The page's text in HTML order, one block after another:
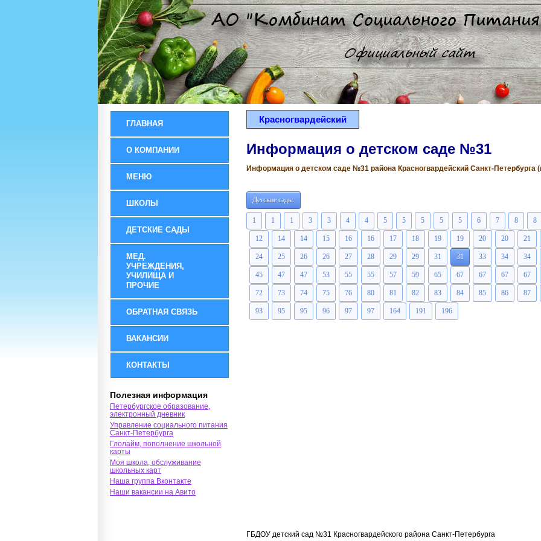
ГЛАВНАЯ
О КОМПАНИИ
МЕНЮ
ШКОЛЫ
ДЕТСКИЕ САДЫ
МЕД.
УЧРЕЖДЕНИЯ,
УЧИЛИЩА И
ПРОЧИЕ
ОБРАТНАЯ СВЯЗЬ
ВАКАНСИИ
КОНТАКТЫ
Полезная информация
Петербургское образование,
электронный дневник
Управление социального питания
Санкт-Петербурга
Глолайм, пополнение школьной
карты
Моя школа, обслуживание
школьных карт
Наша группа Вконтакте
Наши вакансии на Авито
Красногвардейский
Информация о детском саде №31
Информация о детском саде №31 района Красногвардейский Санкт-Петербурга
Детские сады:
1 1 1 3 3 4 4 5 5 5 5 5 6 7 8 8
12 14 14 15 16 16 17 18 19 19 20 20 21
24 25 26 26 27 28 29 29 31 31 33 34 34
45 47 47 53 55 55 57 59 65 67 67 67 67
72 73 74 75 76 80 81 82 83 84 85 86 87
93 95 95 96 97 97 164 191 196
ГБДОУ детский сад №31 Красногвардейского района Санкт-Петербурга